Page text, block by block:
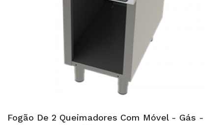
Fogão De 2 Queimadores Com Móvel - Gás -